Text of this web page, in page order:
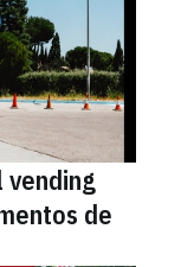
vending
de